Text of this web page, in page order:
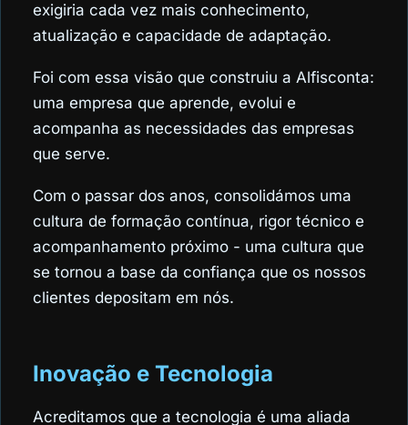
exigiria cada vez mais conhecimento,
atualização e capacidade de adaptação.
Foi com essa visão que construiu a Alfisconta:
uma empresa que aprende, evolui e
acompanha as necessidades das empresas
que serve.
Com o passar dos anos, consolidámos uma
cultura de formação contínua, rigor técnico e
acompanhamento próximo - uma cultura que
se tornou a base da confiança que os nossos
clientes depositam em nós.
Inovação e Tecnologia
Acreditamos que a tecnologia é uma aliada